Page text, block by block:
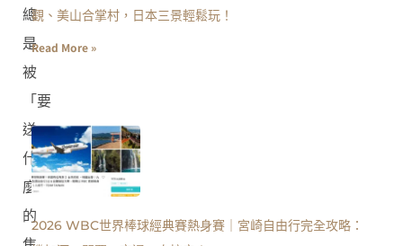
總
是
被
「要
送
什
麼？」
的
觀、美山合掌村，日本三景輕鬆玩！
Read More »
2026 WBC世界棒球經典賽熱身賽｜宮崎自由行完全攻略：